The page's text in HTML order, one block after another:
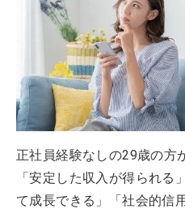
正社員経験なしの29歳の方
「安定した収入が得られる
て成長できる」「社会的信